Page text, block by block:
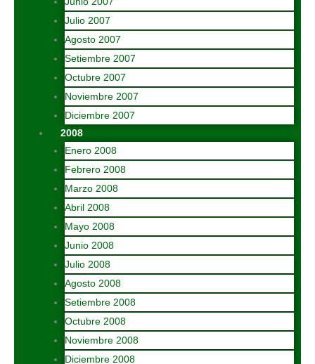
Julio 2007
Agosto 2007
Setiembre 2007
Octubre 2007
Noviembre 2007
Diciembre 2007
2008
Enero 2008
Febrero 2008
Marzo 2008
Abril 2008
Mayo 2008
Junio 2008
Julio 2008
Agosto 2008
Setiembre 2008
Octubre 2008
Noviembre 2008
Diciembre 2008